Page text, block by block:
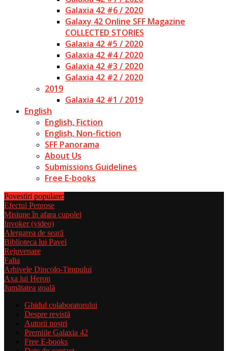
Galaxia 42 #6 / 2020
Galaxy 42 Online SFF Magazine
COLLECTED STORIES
Galaxia 42 #5 / 2020
Galaxia 42 #4 / 2020
Galaxia 42 #3 / 2020
Galaxia 42 #2 / 2020
2019
Galaxia 42 #1 / 2019
English
English, Fiction
English, Non-fiction
SFF Panorama
About Us
Submissions Guidelines
Free E-books
Povestiri populare:
Efectul Penrose
Misiune în afara cupolei
Invoker (video)
Alergarea de seară
Biblioteca lui Pavel
Rejuvenare
Falia
Arhivele Dincolo-Timpului
Axa lui Heron
Jumătatea goală
Ghidul colaboratorului
Despre revistă
Autorii noștri
Premiile Galaxia 42
Free E-books